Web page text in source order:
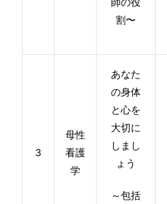
師の役
割〜
3
母性
看護
学
あなた
の身体
と心を
大切に
しまし
ょう
～包括